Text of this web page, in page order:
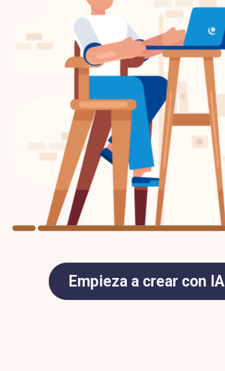
Empieza a crear con IA